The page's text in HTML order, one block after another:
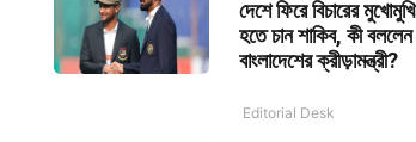
দেশে ফিরে বিচারের মুখোমুখি
হতে চান শাকিব, কী বললেন
বাংলাদেশের ক্রীড়ামন্ত্রী?
Editorial Desk